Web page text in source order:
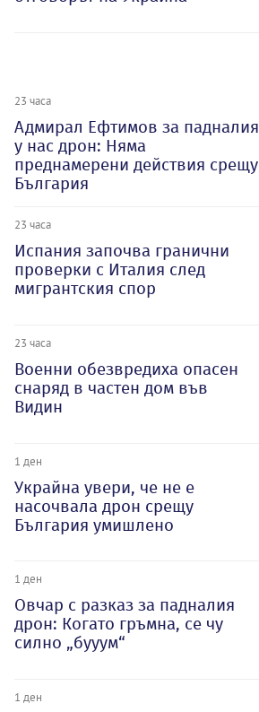
23 часа
Адмирал Ефтимов за падналия
у нас дрон: Няма
преднамерени действия срещу
България
23 часа
Испания започва гранични
проверки с Италия след
мигрантския спор
23 часа
Военни обезвредиха опасен
снаряд в частен дом във
Видин
1 ден
Украйна увери, че не е
насочвала дрон срещу
България умишлено
1 ден
Овчар с разказ за падналия
дрон: Когато гръмна, се чу
силно „бууум“
1 ден